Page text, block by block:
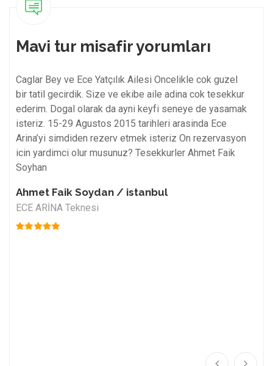
Mavi tur misafir yorumları
Caglar Bey ve Ece Yatçılık Ailesi Oncelikle cok guzel
bir tatil gecirdik. Size ve ekibe aile adina cok tesekkur
ederim. Dogal olarak da ayni keyfi seneye de yasamak
isteriz. 15-29 Agustos 2015 tarihleri arasinda Ece
Arina’yi simdiden rezerv etmek isteriz On rezervasyon
icin yardimci olur musunuz? Tesekkurler Ahmet Faik
Soyhan
Ahmet Faik Soydan / istanbul
ECE ARİNA Teknesi